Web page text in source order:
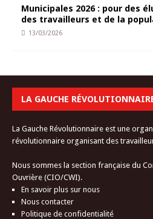
Municipales 2026 : pour des
des travailleurs et de la
13/03/2026
LA GAUCHE
La Gauche Révolutionnaire est une
révolutionnaire organisant des
Nous sommes la section française du
Ouvrière (CIO/CWI).
En savoir plus sur nous
Nous contacter
Politique de confidentialité